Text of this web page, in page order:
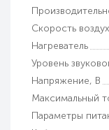
Скорость
Нагреватель
Уровень
Напряжение, В
Максимальный
Параметры